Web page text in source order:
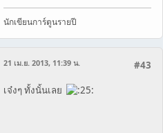
นักเขียนการ์ตูนรายปี
#43
21 เม.ย. 2013, 11:39 น.
เจ๋งๆ ทั้งนั้นเลย